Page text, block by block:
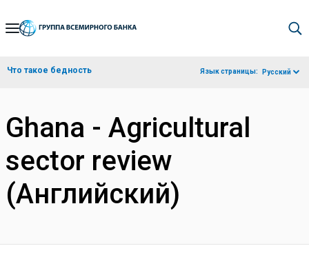
Skip
Navigation
Что такое бедность Язык страницы: Русский
Ghana - Agricultural
sector review
(Английский)